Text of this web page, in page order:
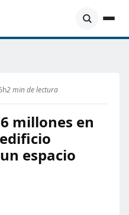
2 min de lectura
millones en
espacio